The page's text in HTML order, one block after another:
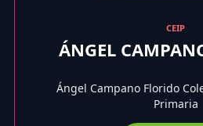
CEIP
ÁNGEL
Ángel Campano Florido
Primaria